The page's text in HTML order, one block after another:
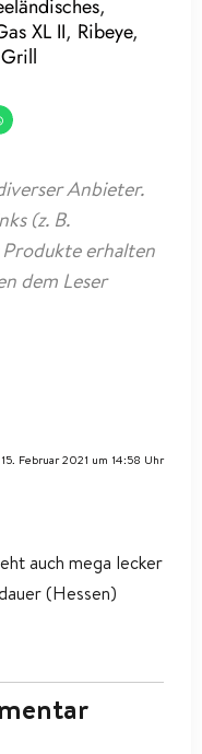
,
XL II, Ribeye,
Anbieter.
(z. B.
erhalten
dem Leser
15. Februar 2021 um 14:58 Uhr
auch mega lecker
(Hessen)